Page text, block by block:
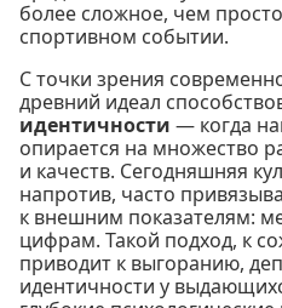
более сложное, чем
спортивном событии.
С точки зрения
древний идеал
идентичности — когда
опирается на множество
и качеств. Сегодняшняя
напротив, часто
к внешним показателям:
цифрам. Такой подход, к
приводит к выгоранию,
идентичности у